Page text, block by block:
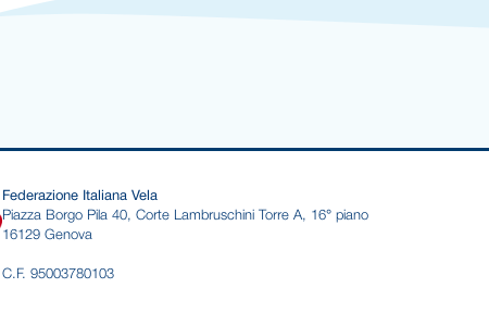
Federazione Italiana Vela
Piazza Borgo Pila 40, Corte Lambruschini Torre A, 16° piano
16129 Genova
C.F. 95003780103